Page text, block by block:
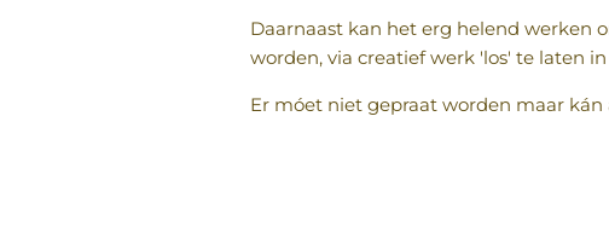
Daarnaast kan het erg helend werken
worden, via creatief werk 'los' te laten
Er móet niet gepraat worden maar